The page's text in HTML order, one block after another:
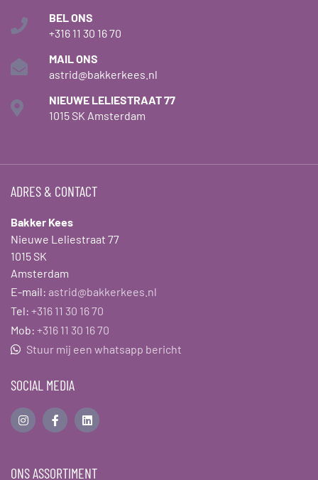
BEL ONS
+316 11 30 16 70
MAIL ONS
astrid@bakkerkees.nl
NIEUWE LELIESTRAAT 77
1015 SK Amsterdam
ADRES & CONTACT
Bakker Kees
Nieuwe Leliestraat 77
1015 SK
Amsterdam
E-mail: astrid@bakkerkees.nl
Tel: +316 11 30 16 70
Mob: +316 11 30 16 70
Stuur mij een whatsapp bericht
SOCIAL MEDIA
ONS ASSORTIMENT